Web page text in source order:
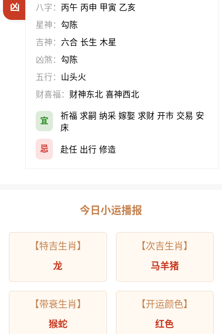
凶
八字： 丙午 丙申 甲寅 乙亥
星神： 勾陈
吉神： 六合 长生 木星
凶煞： 勾陈
五行： 山头火
财喜福： 财神东北 喜神西北
宜
祈福 求嗣 纳采 嫁娶 求财 开市 交易 安
床
忌 赴任 出行 修造
今日小运播报
【特吉生肖】
龙
【次吉生肖】
马羊猪
【带衰生肖】
猴蛇
【开运颜色】
红色